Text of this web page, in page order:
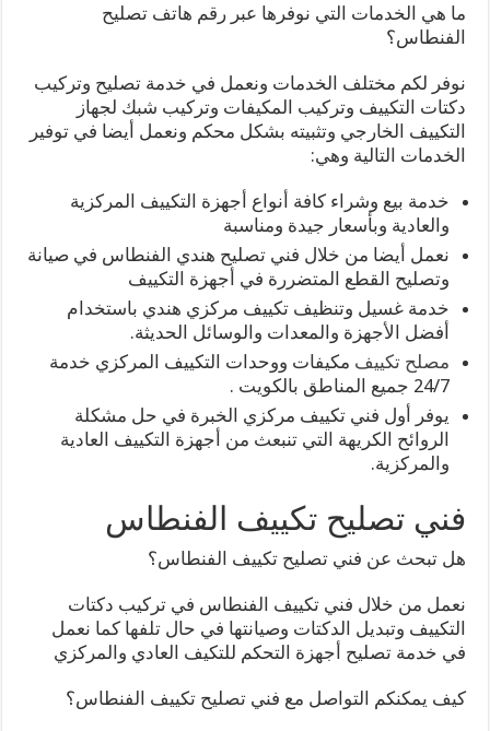
ما هي الخدمات التي نوفرها عبر رقم هاتف تصليح
الفنطاس؟
نوفر لكم مختلف الخدمات ونعمل في خدمة تصليح وتركيب
دكتات التكييف وتركيب المكيفات وتركيب شبك لجهاز
التكييف الخارجي وتثبيته بشكل محكم ونعمل أيضا في توفير
الخدمات التالية وهي:
خدمة بيع وشراء كافة أنواع أجهزة التكييف المركزية
والعادية وبأسعار جيدة ومناسبة
نعمل أيضا من خلال فني تصليح هندي الفنطاس في صيانة
وتصليح القطع المتضررة في أجهزة التكييف
خدمة غسيل وتنظيف تكييف مركزي هندي باستخدام
أفضل الأجهزة والمعدات والوسائل الحديثة.
مصلح تكييف مكيفات ووحدات التكييف المركزي خدمة
24/7 جميع المناطق بالكويت .
يوفر أول فني تكييف مركزي الخبرة في حل مشكلة
الروائح الكريهة التي تنبعث من أجهزة التكييف العادية
والمركزية.
فني تصليح تكييف الفنطاس
هل تبحث عن فني تصليح تكييف الفنطاس؟
نعمل من خلال فني تكييف الفنطاس في تركيب دكتات
التكييف وتبديل الدكتات وصيانتها في حال تلفها كما نعمل
في خدمة تصليح أجهزة التحكم للتكيف العادي والمركزي
كيف يمكنكم التواصل مع فني تصليح تكييف الفنطاس؟